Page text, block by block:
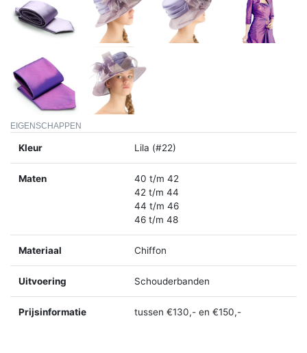
EIGENSCHAPPEN
Kleur Lila (#22)
Maten
40 t/m 42
42 t/m 44
44 t/m 46
46 t/m 48
Materiaal Chiffon
Uitvoering Schouderbanden
Prijsinformatie tussen €130,- en €150,-